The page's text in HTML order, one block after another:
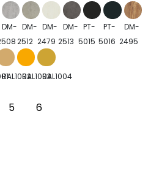
DM- DM-
2512
DM-
2479
DM-
2513
PT-
5015
PT-
5016
DM-
2495
RAL1002RAL1003RAL1004
5 6